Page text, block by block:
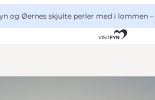
og Øernes skjulte perler med i lommen –